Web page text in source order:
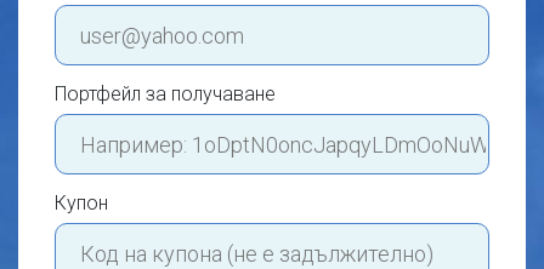
Портфейл за получаване
Купон